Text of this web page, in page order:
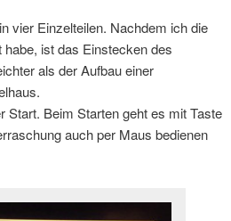
vier Einzelteilen. Nachdem ich die
ist das Einstecken des
als der Aufbau einer
Start. Beim Starten geht es mit Taste
auch per Maus bedienen